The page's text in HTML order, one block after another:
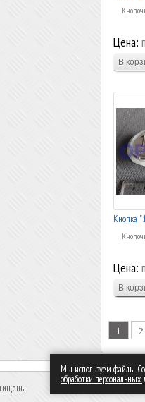
Цена:
Кнопка
Цена:
1 2
Мы используем файлы
обработки